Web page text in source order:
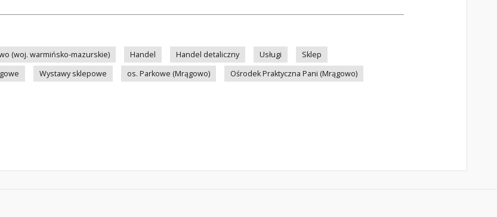
(woj. warmińsko-mazurskie) Handel Handel detaliczny Usługi
Sklep
Wystawy sklepowe os. Parkowe (Mrągowo)
Ośrodek Praktyczna Pani (Mrągowo)